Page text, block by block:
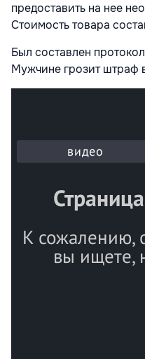
предоставить на нее
Стоимость товара
Был составлен
Мужчине грозит штраф